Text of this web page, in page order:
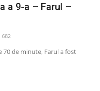
a 9-a – Farul –
682
70 de minute, Farul a fost